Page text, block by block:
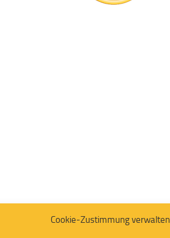
Cookie-Zustimmung verwalten